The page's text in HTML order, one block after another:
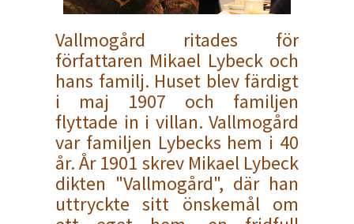
Vallmogård ritades för
författaren Mikael Lybeck och
hans familj. Huset blev färdigt
i maj 1907 och familjen
flyttade in i villan. Vallmogård
var familjen Lybecks hem i 40
år. År 1901 skrev Mikael Lybeck
dikten "Vallmogård", där han
uttryckte sitt önskemål om